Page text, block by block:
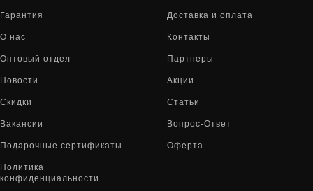
Гарантия Доставка и оплата
О нас Контакты
Оптовый отдел Партнеры
Новости Акции
Скидки Статьи
Вакансии Вопрос-Ответ
Подарочные сертификаты Оферта
Политика
конфиденциальности